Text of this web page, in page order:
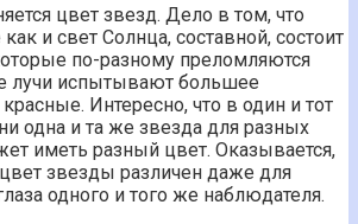
цвет звезд. Дело в том, что
и свет Солнца, составной, состоит
по-разному преломляются
лучи испытывают большее
Интересно, что в один и тот
одна и та же звезда для разных
иметь разный цвет. Оказывается,
звезды различен даже для
одного и того же наблюдателя.